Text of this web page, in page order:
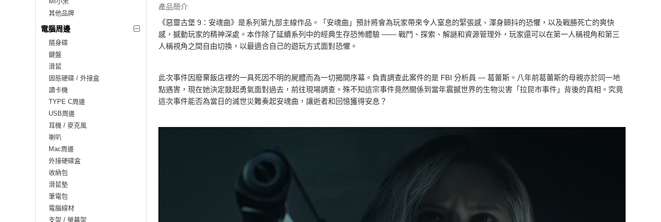
其他品牌
電腦周邊
隨身碟
鍵盤
滑鼠
固態硬碟 / 外接盒
讀卡機
TYPE C周邊
USB周邊
耳機 / 麥克風
喇叭
Mac周邊
外接硬碟盒
收納包
滑鼠墊
筆電包
電腦線材
支架 / 螢幕架
產品簡介
《惡靈古堡 9：安魂曲》是系列第九部主線作品。「安魂曲」預計將會為玩家帶來令人窒息的緊張感、渾身顫抖的恐懼，以及戰勝死亡的爽快
感，撼動玩家的精神深處。本作除了延續系列中的經典生存恐怖體驗 —— 戰鬥、探索、解謎和資源管理外，玩家還可以在第一人稱視角和第三
人稱視角之間自由切換，以最適合自己的遊玩方式面對恐懼。
此次事件因廢棄飯店裡的一具死因不明的屍體而為一切揭開序幕。負責調查此案件的是 FBI 分析員 — 葛蕾斯。八年前葛蕾斯的母親亦於同一地
點遇害，現在她決定鼓起勇氣面對過去，前往現場調查。殊不知這宗事件竟然關係到當年震撼世界的生物災害「拉昆市事件」背後的真相。究竟
這次事件能否為當日的滅世災難奏起安魂曲，讓逝者和回憶獲得安息？